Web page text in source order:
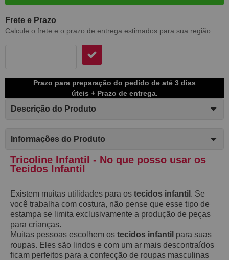
Frete e Prazo
Calcule o frete e o prazo de entrega estimados para sua região:
Prazo para preparação do pedido de até 3 dias
úteis + Prazo de entrega.
Descrição do Produto
Informações do Produto
Tricoline Infantil - No que posso usar os
Tecidos Infantil
Existem muitas utilidades para os tecidos infantil . Se
você trabalha com costura, não pense que esse tipo de
estampa se limita exclusivamente a produção de peças
para crianças.
Muitas pessoas escolhem os tecidos infantil para suas
roupas. Eles são lindos e com um ar mais descontraídos
ficam perfeitos para a confecção de roupas masculinas